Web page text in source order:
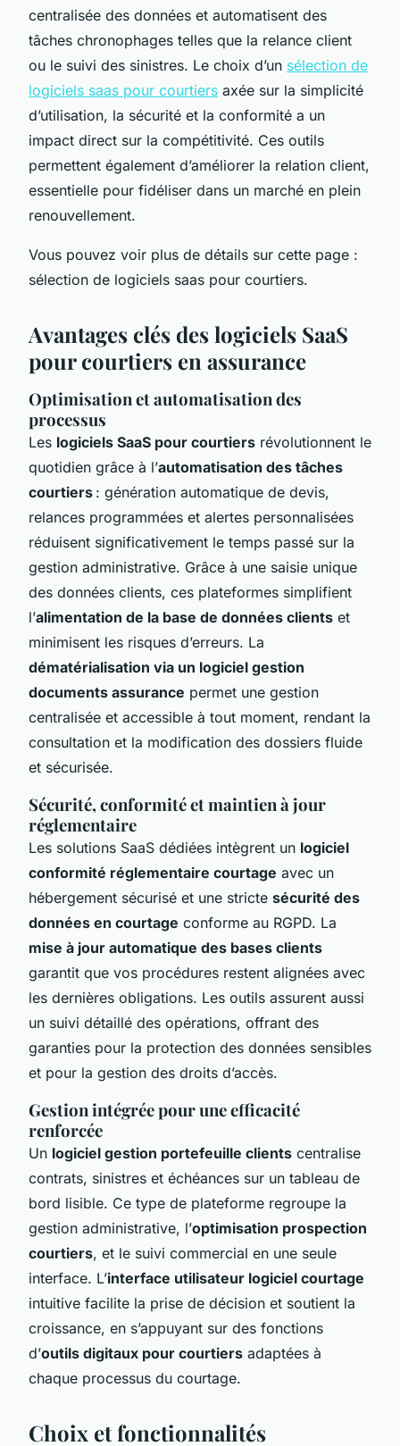
centralisée des données et automatisent des
tâches chronophages telles que la relance client
ou le suivi des sinistres. Le choix d’un sélection de
logiciels saas pour courtiers axée sur la simplicité
d’utilisation, la sécurité et la conformité a un
impact direct sur la compétitivité. Ces outils
permettent également d’améliorer la relation client,
essentielle pour fidéliser dans un marché en plein
renouvellement.
Vous pouvez voir plus de détails sur cette page :
sélection de logiciels saas pour courtiers.
Avantages clés des logiciels SaaS
pour courtiers en assurance
Optimisation et automatisation des
processus
Les logiciels SaaS pour courtiers révolutionnent le
quotidien grâce à l’automatisation des tâches
courtiers : génération automatique de devis,
relances programmées et alertes personnalisées
réduisent significativement le temps passé sur la
gestion administrative. Grâce à une saisie unique
des données clients, ces plateformes simplifient
l’alimentation de la base de données clients et
minimisent les risques d’erreurs. La
dématérialisation via un logiciel gestion
documents assurance permet une gestion
centralisée et accessible à tout moment, rendant la
consultation et la modification des dossiers fluide
et sécurisée.
Sécurité, conformité et maintien à jour
réglementaire
Les solutions SaaS dédiées intègrent un logiciel
conformité réglementaire courtage avec un
hébergement sécurisé et une stricte sécurité des
données en courtage conforme au RGPD. La
mise à jour automatique des bases clients
garantit que vos procédures restent alignées avec
les dernières obligations. Les outils assurent aussi
un suivi détaillé des opérations, offrant des
garanties pour la protection des données sensibles
et pour la gestion des droits d’accès.
Gestion intégrée pour une efficacité
renforcée
Un logiciel gestion portefeuille clients centralise
contrats, sinistres et échéances sur un tableau de
bord lisible. Ce type de plateforme regroupe la
gestion administrative, l’optimisation prospection
courtiers, et le suivi commercial en une seule
interface. L’interface utilisateur logiciel courtage
intuitive facilite la prise de décision et soutient la
croissance, en s’appuyant sur des fonctions
d’outils digitaux pour courtiers adaptées à
chaque processus du courtage.
Choix et fonctionnalités